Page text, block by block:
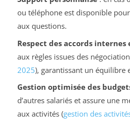
ou téléphone est disponible
aux questions.
Respect des accords
aux règles issues des
2025), garantissant un équilibre
Gestion optimisée des
d’autres salariés et assure une
aux activités (gestion des